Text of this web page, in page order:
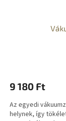
9 180 Ft
Az egyedi
helynek, így